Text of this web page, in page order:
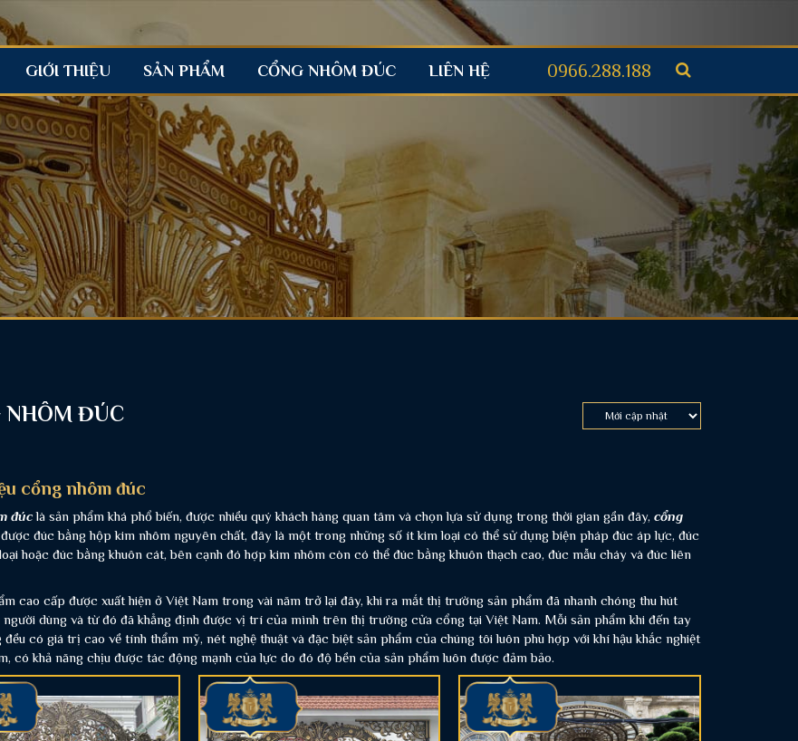
GIỚI THIỆU SẢN PHẨM CỔNG NHÔM ĐÚC LIÊN HỆ 0966.288.188
NHÔM ĐÚC
cổng nhôm đúc
đúclà sản phẩm khá phổ biến, được nhiều quý khách hàng quan tâm và chọn lựa sử dụng trong thời gian gần đây, cổng
đúc bằng hộp kim nhôm nguyên chất, đây là một trong những số ít kim loại có thể sử dụng biện pháp đúc áp lực, đúc
hoặc đúc bằng khuôn cát, bên cạnh đó hợp kim nhôm còn có thể đúc bằng khuôn thạch cao, đúc mẫu cháy và đúc liên
cao cấp được xuất hiện ở Việt Nam trong vài năm trở lại đây, khi ra mắt thị trường sản phẩm đã nhanh chóng thu hút
người dùng và từ đó đã khẳng định được vị trí của mình trên thị trường cửa cổng tại Việt Nam. Mỗi sản phẩm khi đến tay
đều có giá trị cao về tính thẩm mỹ, nét nghệ thuật và đặc biệt sản phẩm của chúng tôi luôn phù hợp với khí hậu khắc nghiệt
có khả năng chịu được tác động mạnh của lực do đó độ bền của sản phẩm luôn được đảm bảo.